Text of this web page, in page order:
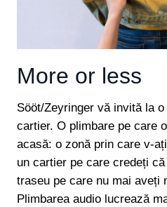
More or less
Sööt/Zeyringer vă invită la
cartier. O plimbare pe care
acasă: o zonă prin care v-
un cartier pe care credeți
traseu pe care nu mai aveți
Plimbarea audio lucrează